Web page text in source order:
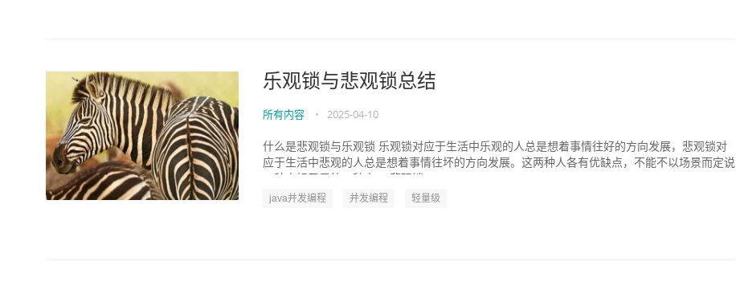
乐观锁与悲观锁总结
所有内容 • 2025-04-10
什么是悲观锁与乐观锁 乐观锁对应于生活中乐观的人总是想着事情往好的方向发展，悲观锁对
应于生活中悲观的人总是想着事情往坏的方向发展。这两种人各有优缺点，不能不以场景而定说
java并发编程 并发编程 轻量级